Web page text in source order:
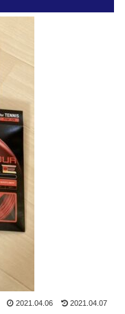
2021.04.06 2021.04.07